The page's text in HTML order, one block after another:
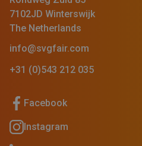
7102JD Winterswijk
The Netherlands
info@svgfair.com
+31 (0)543 212 035
Facebook
Instagram